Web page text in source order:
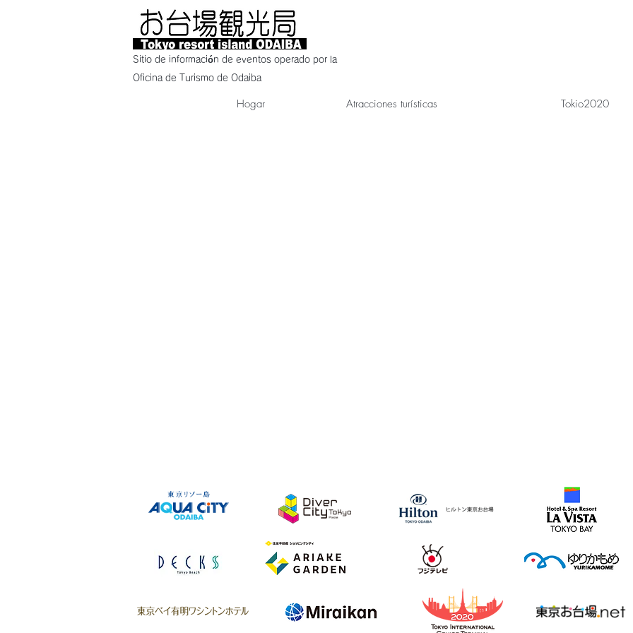
Sitio de información de eventos operado por la
Oficina de Turismo de Odaiba
Hogar Atracciones turísticas Tokio2020